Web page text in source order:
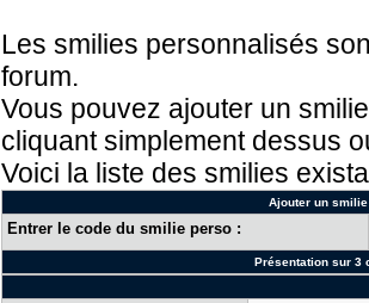
Les smilies personnalisés
forum.
Vous pouvez ajouter un
cliquant simplement dessus
Voici la liste des smilies
Ajouter un
Entrer le code du smilie perso :
Présentation sur 3